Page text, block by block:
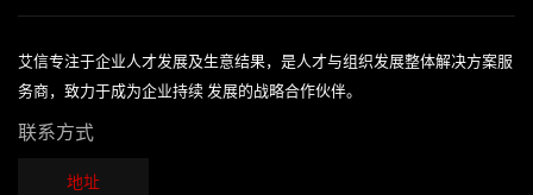
艾信专注于企业人才发展及生意结果，是人才与组织发展整体解决方案服
务商，致力于成为企业持续 发展的战略合作伙伴。
联系方式
地址